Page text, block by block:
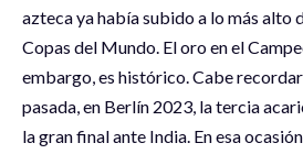
azteca ya había subido a lo más alto
Copas del Mundo. El oro en el
embargo, es histórico. Cabe
pasada, en Berlín 2023, la tercia
la gran final ante India. En esa